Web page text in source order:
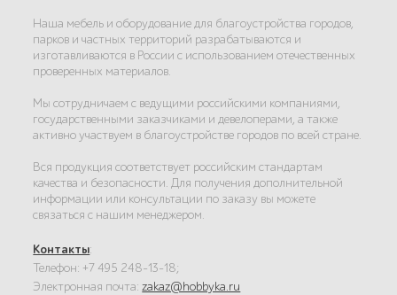
Наша мебель и оборудование для благоустройства городов,
парков и частных территорий разрабатываются и
изготавливаются в России с использованием отечественных
проверенных материалов.
Мы сотрудничаем с ведущими российскими компаниями,
государственными заказчиками и девелоперами, а также
активно участвуем в благоустройстве городов по всей стране.
Вся продукция соответствует российским стандартам
качества и безопасности. Для получения дополнительной
информации или консультации по заказу вы можете
связаться с нашим менеджером.
Контакты:
Телефон: +7 495 248-13-18;
Электронная почта:zakaz@hobbyka.ru